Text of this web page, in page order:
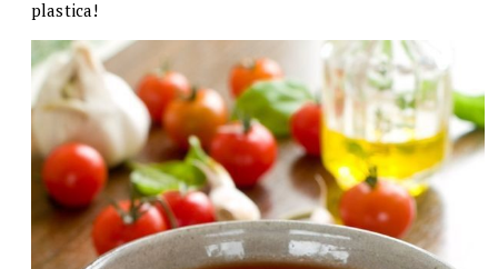
plastica!